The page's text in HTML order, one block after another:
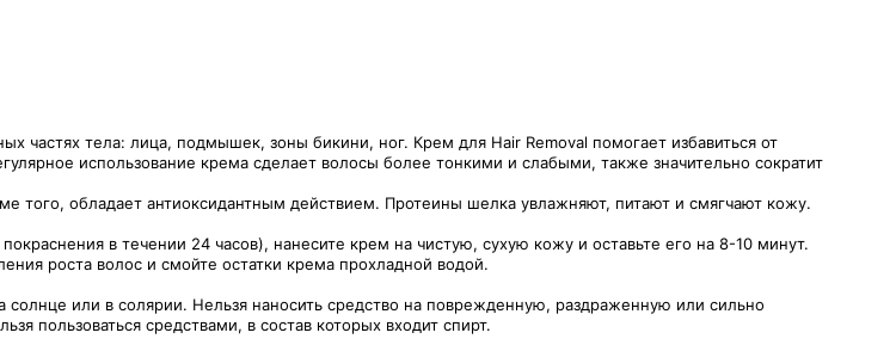
частях тела: лица, подмышек, зоны бикини, ног. Крем для Hair Removal помогает избавиться от
использование крема сделает волосы более тонкими и слабыми, также значительно сократит
того, обладает антиоксидантным действием. Протеины шелка увлажняют, питают и смягчают кожу.
в течении 24 часов), нанесите крем на чистую, сухую кожу и оставьте его на 8-10 минут.
роста волос и смойте остатки крема прохладной водой.
или в солярии. Нельзя наносить средство на поврежденную, раздраженную или сильно
пользоваться средствами, в состав которых входит спирт.